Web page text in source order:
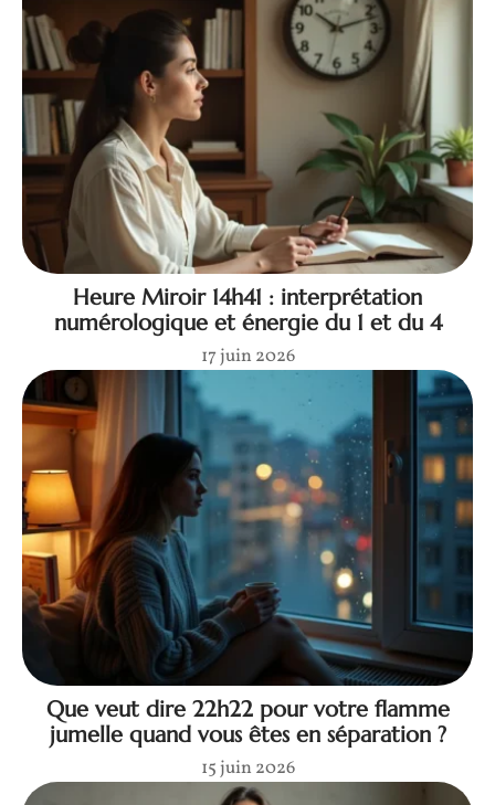
Heure Miroir 14h41 : interprétation
numérologique et énergie du 1 et du 4
17 juin 2026
Que veut dire 22h22 pour votre flamme
jumelle quand vous êtes en séparation ?
15 juin 2026